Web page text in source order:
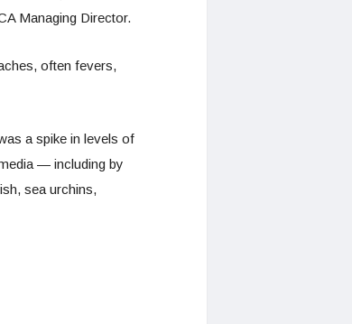
Managing Director.
often fevers,
a spike in levels of
— including by
sea urchins,